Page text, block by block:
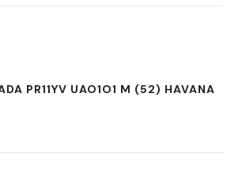
PR11YV UAO1O1 M (52) HAVANA